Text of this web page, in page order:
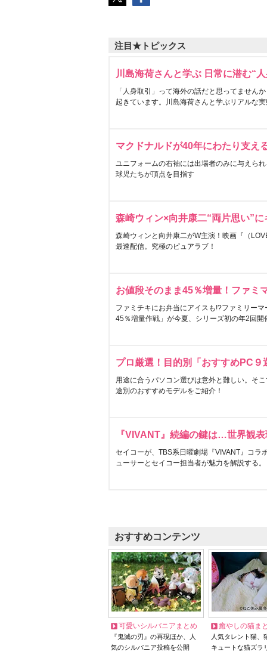
注目★トピックス
川島海荷さんと学ぶ 日常に潜む“
「人身取引」って海外の話だと思ってません
起きています。川島海荷さんと学ぶリアルな
マクドナルドが40年にわたり支え
ユニフォームの右袖には出場者のみに与えら
球児たちが頂点を目指す
森崎ウィン×向井康二“両片思い”
森崎ウィンと向井康二がW主演！映画『（
最速配信。究極のピュアラブ！
お値段そのまま45％増量！ファミ
ファミチキにお弁当にアイスも!?ファミリー
45％増量作戦」が今夏、シリーズ初の年2回開
プロ厳選！目的別「おすすめPC９
用途に合うパソコン選びは意外と難しい。そ
途別のおすすめモデルをご紹介！
『VIVANT』続編の鍵は…世界観
セイコーが、TBS系日曜劇場『VIVANT』コラ
ューサーとセイコー担当者が魅力を解説する。
おすすめコンテンツ
可愛いシルバニアまとめ
『鬼滅の刃』の再現ほか、人
気のシルバニア投稿を公開
癒やしの猫ま
人気タレント猫
キュートな猫ズラ